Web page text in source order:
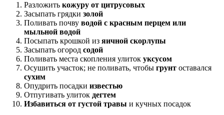
Разложить кожуру от цитрусовых
Засыпать грядки золой
Поливать почву водой с красным перцем или
мыльной водой
Посыпать крошкой из яичной скорлупы
Засыпать огород содой
Поливать места скопления улиток уксусом
Осушить участок; не поливать, чтобы грунт оставался
сухим
Опудрить посадки известью
Отпугивать улиток дегтем
Избавиться от густой травы и кучных посадок